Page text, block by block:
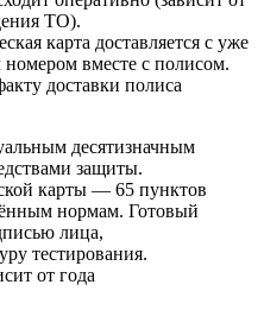
ТО).
карта доставляется с уже
вместе с полисом.
доставки полиса
десятизначным
защиты.
карты — 65 пунктов
нормам. Готовый
лица,
тестирования.
от года